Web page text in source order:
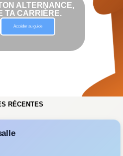
ALTERNANCE,
TA CARRIÈRE.
Accéder au guide
RÉCENTES